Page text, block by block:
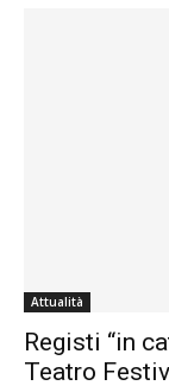
Attualità
Registi “in
Teatro